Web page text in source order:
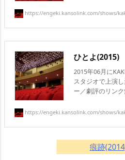
https://engeki.kansolink.com/shows/
ひとよ(2015)
2015年06月に
スタジオで上演
ー／劇評のリンク
https://engeki.kansolink.com/shows/
痕跡